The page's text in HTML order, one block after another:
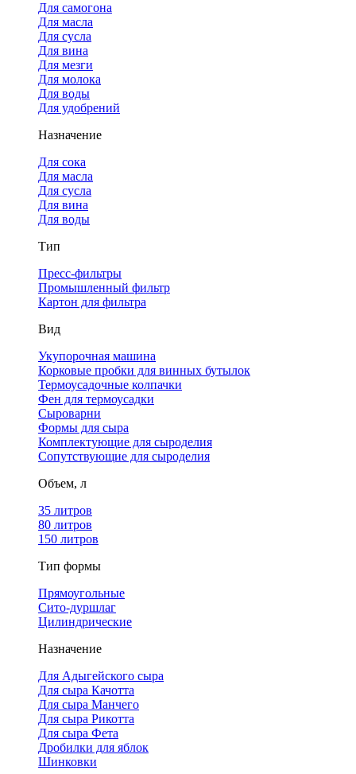
Для самогона
Для масла
Для сусла
Для вина
Для мезги
Для молока
Для воды
Для удобрений
Назначение
Для сока
Для масла
Для сусла
Для вина
Для воды
Тип
Пресс-фильтры
Промышленный фильтр
Картон для фильтра
Вид
Укупорочная машина
Корковые пробки для винных бутылок
Термоусадочные колпачки
Фен для термоусадки
Сыроварни
Формы для сыра
Комплектующие для сыроделия
Сопутствующие для сыроделия
Объем, л
35 литров
80 литров
150 литров
Тип формы
Прямоугольные
Сито-дуршлаг
Цилиндрические
Назначение
Для Адыгейского сыра
Для сыра Качотта
Для сыра Манчего
Для сыра Рикотта
Для сыра Фета
Дробилки для яблок
Шинковки